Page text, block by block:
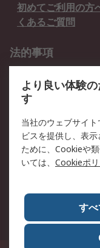
初めてご利用の方
くあるご質問
法的事項
クッキーポリシー
RSについて
会社概要
プレスリリース＆
全世界のRS
ESGへの取り組み
より良い体験
す
当社のウェブサイ
ビスを提供し、表
ために、Cookieや
いては、 Cookieポ
す